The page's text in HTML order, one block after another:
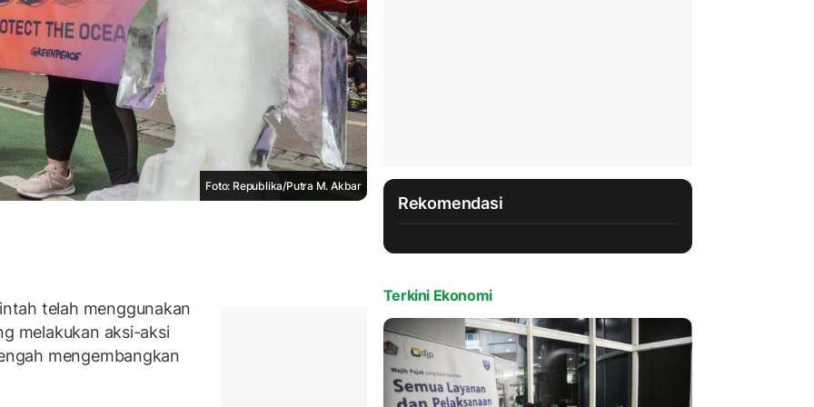
Foto: Republika/Putra M. Akbar
telah menggunakan
melakukan aksi-aksi
mengembangkan
Rekomendasi
Terkini Ekonomi